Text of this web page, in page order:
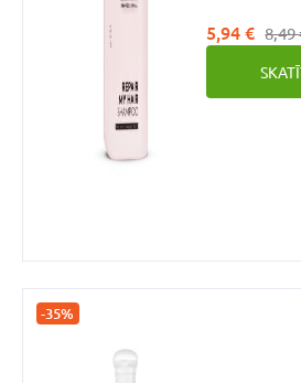
matus.
ARKTISKĀS
aizsargā
bojājumiem.
5,94 € 8,49
-35%